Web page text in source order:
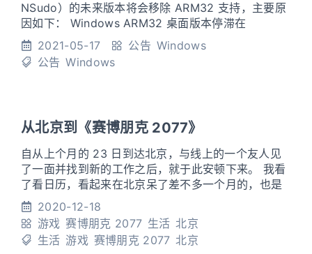
NSudo）的未来版本将会移除 ARM32 支持，主要原
因如下： Windows ARM32 桌面版本停滞在
Redstone 2 Insider Build 15035，虽然 ARM32 版
本 还有 Windows RT 8.1 和 Windows 10 IoT Core
系列没有结束支持，然而估计绝大部分 非考古用途人
2021-05-17 公告 Windows
公告 Windows
从北京到《赛博朋克 2077》
自从上个月的 23 日到达北京，与线上的一个友人见
了一面并找到新的工作之后，就于此安顿下来。 我看
了看日历，看起来在北京呆了差不多一个月的，也是
写点感触的时候了，顺便写最近购买的新出的《赛博
朋克 2077》。 首先，我在 23 日遇到的友人经历传
奇到令人肃然起敬，但是却非常低调。 为了使友人能
够不受打扰，在写公开内容的地方，还是不说为妙。
2020-12-18
游戏 赛博朋克 2077 生活 北京
生活 游戏 赛博朋克 2077 北京